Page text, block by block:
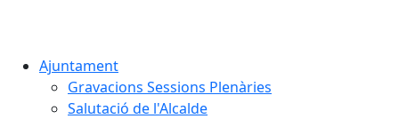
Ajuntament
Gravacions Sessions Plenàries
Salutació de l'Alcalde